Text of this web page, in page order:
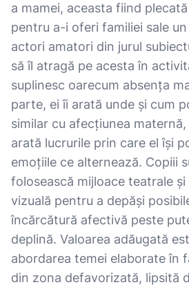
a mamei, aceasta fiind
pentru a-i oferi familiei sale
actori amatori din jurul
să îl atragă pe acesta în
suplinesc oarecum absența
parte, ei îi arată unde și cum
similar cu afecțiunea
arată lucrurile prin care el își
emoțiile ce alternează. Copiii
folosească mijloace teatrale
vizuală pentru a depăși
încărcătură afectivă peste
deplină. Valoarea adăugată
abordarea temei elaborate în
din zona defavorizată, lipsită